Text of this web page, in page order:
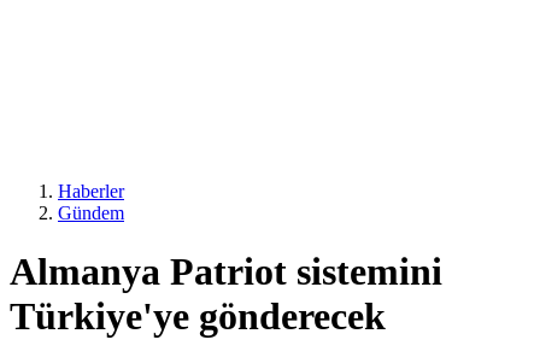
Haberler
Gündem
Almanya Patriot sistemini
Türkiye'ye gönderecek